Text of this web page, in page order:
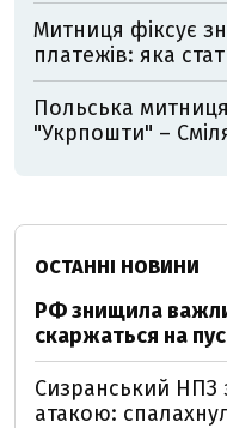
Митниця фіксує
платежів: яка
Польська
"Укрпошти" –
ОСТАННІ НОВИНИ
РФ знищила
скаржаться на
Сизранський НПЗ
атакою: